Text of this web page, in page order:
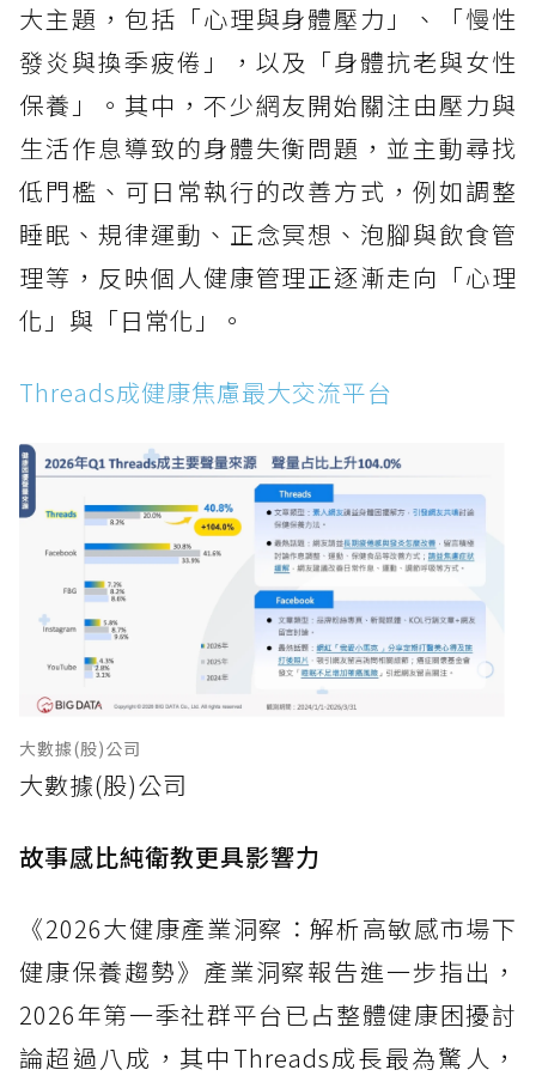
大主題，包括「心理與身體壓力」、「慢性
發炎與換季疲倦」，以及「身體抗老與女性
保養」。其中，不少網友開始關注由壓力與
生活作息導致的身體失衡問題，並主動尋找
低門檻、可日常執行的改善方式，例如調整
睡眠、規律運動、正念冥想、泡腳與飲食管
理等，反映個人健康管理正逐漸走向「心理
化」與「日常化」。
Threads成健康焦慮最大交流平台
大數據(股)公司
大數據(股)公司
故事感比純衛教更具影響力
《2026大健康產業洞察：解析高敏感市場下
健康保養趨勢》產業洞察報告進一步指出，
2026年第一季社群平台已占整體健康困擾討
論超過八成，其中Threads成長最為驚人，